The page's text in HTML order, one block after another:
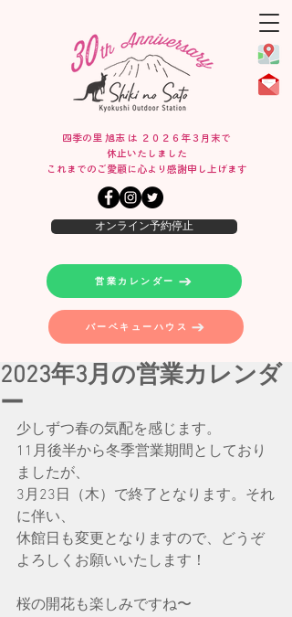
オンライン予約停止
営業カレンダー
バーベキューハウス
四季の里 旭志 は ２０２６年３月末で
休止いたしました
​これまでのご愛顧に心より感謝申し上げます
2023年3月の営業カレンダ
ー
少しずつ春の気配を感じます。
11月後半から冬季営業期間としており
ましたが、
3月23日（木）で終了となります。それ
に伴い、
休館日も変更となりますので、どうぞ
よろしくお願いいたします！
桜の開花も楽しみですね〜